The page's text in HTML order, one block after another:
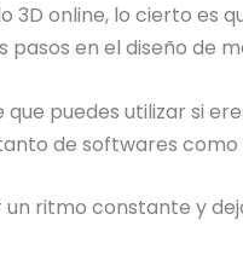
online, lo cierto es
en el diseño de
puedes utilizar si
de softwares
ritmo constante y